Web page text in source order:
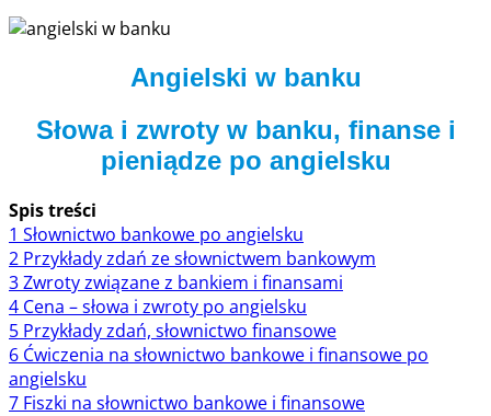
Angielski w banku
Słowa i zwroty w banku, finanse i
pieniądze po angielsku
Spis treści
1 Słownictwo bankowe po angielsku
2 Przykłady zdań ze słownictwem bankowym
3Zwroty związane z bankiem i finansami
4 Cena – słowa i zwroty po angielsku
5 Przykłady zdań, słownictwo finansowe
6 Ćwiczenia na słownictwo bankowe i finansowe po
angielsku
7 Fiszki na słownictwo bankowe i finansowe